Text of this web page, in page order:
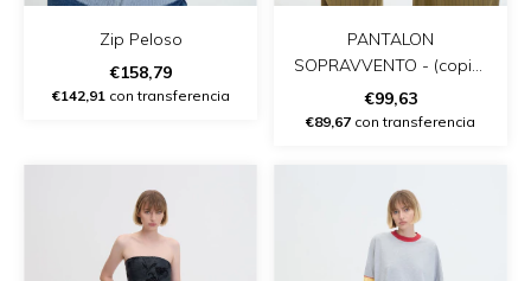
Zip Peloso
€158,79
€142,91 con transferencia
PANTALON
SOPRAVVENTO - (copia)
- (copia)
€99,63
€89,67 con transferencia